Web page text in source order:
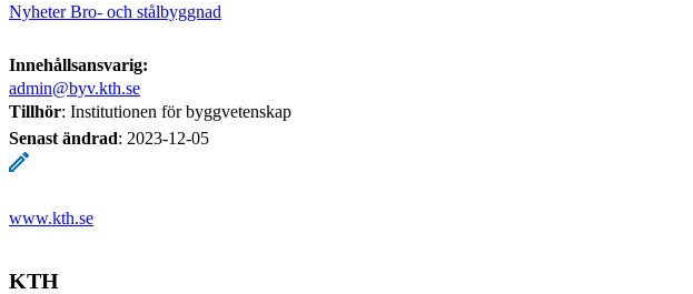
Nyheter Bro- och stålbyggnad
Innehållsansvarig:
admin@byv.kth.se
Tillhör: Institutionen för byggvetenskap
Senast ändrad: 2023-12-05
www.kth.se
KTH